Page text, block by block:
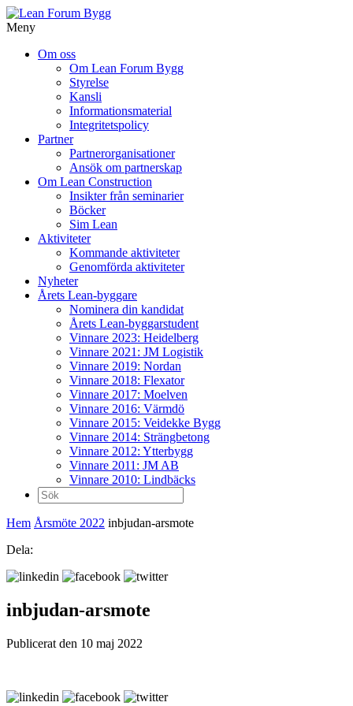
Meny
Om oss
Om Lean Forum Bygg
Styrelse
Kansli
Informationsmaterial
Integritetspolicy
Partner
Partnerorganisationer
Ansök om partnerskap
Om Lean Construction
Insikter från seminarier
Böcker
Sim Lean
Aktiviteter
Kommande aktiviteter
Genomförda aktiviteter
Nyheter
Årets Lean-byggare
Nominera din kandidat
Årets Lean-byggarstudent
Vinnare 2023: Heidelberg
Vinnare 2021: JM Logistik
Vinnare 2019: Nordan
Vinnare 2018: Flexator
Vinnare 2017: Moelven
Vinnare 2016: Värmdö
Vinnare 2015: Veidekke Bygg
Vinnare 2014: Strängbetong
Vinnare 2012: Ytterbygg
Vinnare 2011: JM AB
Vinnare 2010: Lindbäcks
Sök
efter:
Hem Årsmöte 2022 inbjudan-arsmote
Dela:
inbjudan-arsmote
Publicerat den 10 maj 2022